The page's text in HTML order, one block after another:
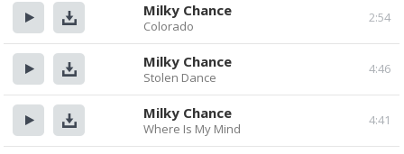
Прослушать
Скачать
2:54
Milky Chance
Colorado
Прослушать
Скачать
4:46
Milky Chance
Stolen Dance
Прослушать
Скачать
4:41
Milky Chance
Where Is My Mind